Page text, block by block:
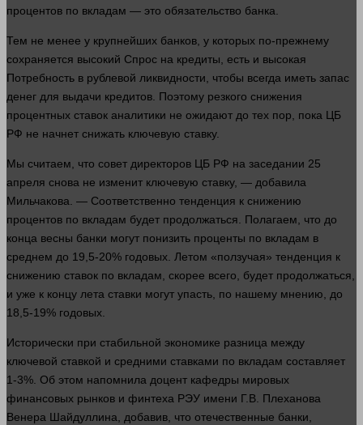
процентов по вкладам — это обязательство банка.
Тем не менее у крупнейших банков, у которых по-прежнему
сохраняется высокий Спрос на кредиты, есть и высокая
Потребность в рублевой ликвидности, чтобы всегда иметь запас
денег для выдачи кредитов. Поэтому резкого снижения
процентных ставок аналитики не ожидают до тех пор, пока ЦБ
РФ не начнет снижать ключевую ставку.
Мы считаем, что совет директоров ЦБ РФ на заседании 25
апреля снова не изменит ключевую ставку, — добавила
Мильчакова. — Соответственно тенденция к снижению
процентов по вкладам будет продолжаться. Полагаем, что до
конца весны банки могут понизить проценты по вкладам в
среднем до 19,5-20% годовых. Летом «ползучая» тенденция к
снижению ставок по вкладам, скорее всего, будет продолжаться,
и уже к концу лета ставки могут упасть, по нашему мнению, до
18,5-19% годовых.
Исторически при стабильной экономике разница между
ключевой ставкой и средними ставками по вкладам составляет
1-3%. Об этом напомнила доцент кафедры мировых
финансовых рынков и финтеха РЭУ имени Г.В. Плеханова
Венера Шайдуллина, добавив, что отечественные банки,